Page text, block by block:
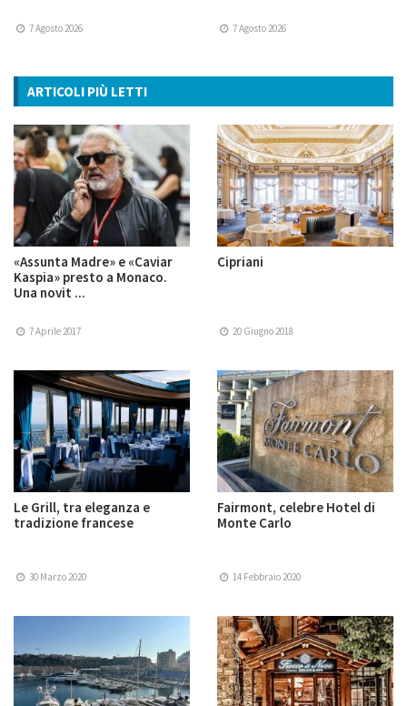
7 Agosto 2026 7 Agosto 2026
ARTICOLI PIÙ LETTI
«Assunta Madre» e «Caviar
Kaspia» presto a Monaco.
Una novit ...
7 Aprile 2017
Cipriani
20 Giugno 2018
Le Grill, tra eleganza e
tradizione francese
30 Marzo 2020
Fairmont, celebre Hotel di
Monte Carlo
14 Febbraio 2020